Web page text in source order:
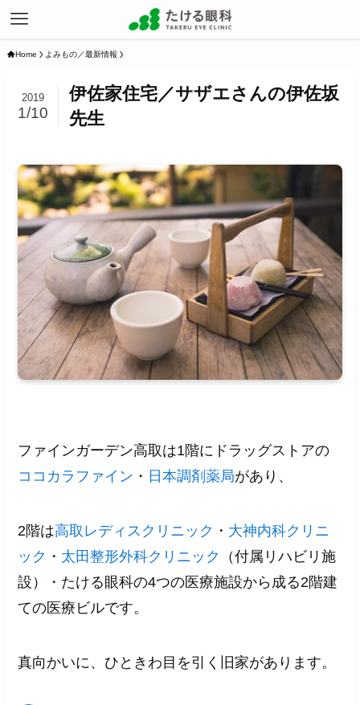
Home よみもの／最新情報
伊佐家住宅／サザエさんの伊佐坂
先生
2019
1/10
ファインガーデン高取は1階にドラッグストアの
ココカラファイン ・ 日本調剤薬局があり、
2階は高取レディスクリニック ・ 大神内科クリニ
ック ・ 太田整形外科クリニック
（付属リハビリ施
設）・たける眼科の4つの医療施設から成る2階建
ての医療ビルです。
真向かいに、ひときわ目を引く旧家があります。